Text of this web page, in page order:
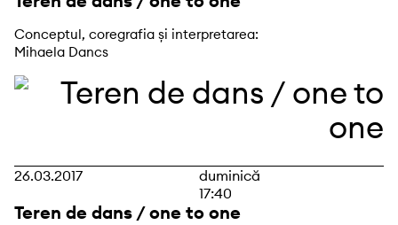
Conceptul, coregrafia și interpretarea:
Mihaela Dancs
26.03.2017
duminică
17:40
Teren de dans / one to one